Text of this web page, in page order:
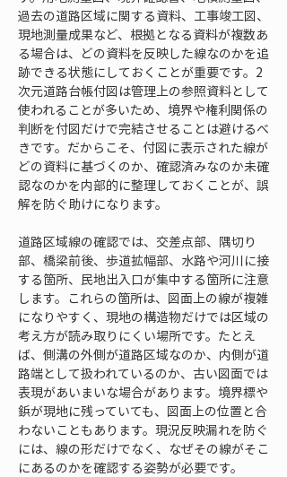
過去の道路区域に関する資料、工事竣工図、
現地測量成果など、根拠となる資料が複数あ
る場合は、どの資料を反映した線なのかを追
跡できる状態にしておくことが重要です。2
次元道路台帳付図は管理上の参照資料として
使われることが多いため、境界や権利関係の
判断を付図だけで完結させることは避けるべ
きです。だからこそ、付図に表示された線が
どの資料に基づくのか、確認済みなのか未確
認なのかを内部的に整理しておくことが、誤
解を防ぐ助けになります。
道路区域線の確認では、交差点部、隅切り
部、橋梁前後、歩道拡幅部、水路や河川に接
する箇所、民地出入口が集中する箇所に注意
します。これらの箇所は、図面上の線が複雑
になりやすく、現地の構造物だけでは区域の
考え方が読み取りにくい場所です。たとえ
ば、側溝の外側が道路区域なのか、内側が道
路端として扱われているのか、古い図面では
表現があいまいな場合があります。境界標や
鋲が現地に残っていても、図面上の位置と合
わないこともあります。現況反映漏れを防ぐ
には、線の形だけでなく、なぜその線がそこ
にあるのかを確認する姿勢が必要です。